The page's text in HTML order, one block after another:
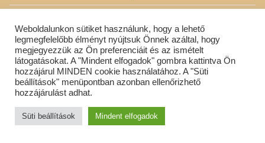
Terematlétika bajnokság
Weboldalunkon sütiket használunk, hogy a lehető
legmegfelelőbb élményt nyújtsuk Önnek azáltal, hogy
megjegyezzük az Ön preferenciáit és az ismételt
látogatásokat. A "Mindent elfogadok" gombra kattintva Ön
hozzájárul MINDEN cookie használatához. A "Süti
beállítások" menüpontban azonban ellenőrizhető
hozzájárulást adhat.
Süti beállítások Mindent elfogadok